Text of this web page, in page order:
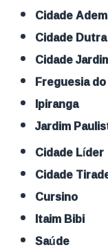
Cidade
Cidade Dutra
Cidade
Freguesia
Ipiranga
Jardim
Cidade Líder
Cidade
Cursino
Itaim Bibi
Saúde